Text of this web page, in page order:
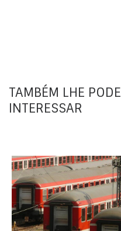
TAMBÉM LHE PODE
INTERESSAR